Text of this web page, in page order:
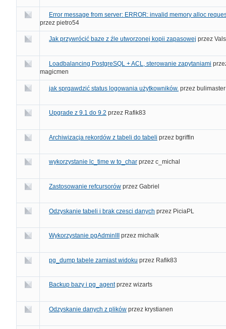
Error message from server: ERROR: invalid memory alloc
przez pietro54
Jak przywrócić baze z źle utworzonej kopii zapasowej przez
Loadbalancing PostgreSQL + ACL, sterowanie zapytaniami
magicmen
jak sprqawdzić status logowania użytkowników. przez bulimaster
Upgrade z 9.1 do 9.2 przez Rafik83
Archiwizacja rekordów z tabeli do tabeli przez bgriffin
wykorzystanie lc_time w to_char przez c_michal
Zastosowanie refcursorów przez Gabriel
Odzyskanie tabeli i brak czesci danych przez PiciaPL
Wykorzystanie pgAdminIII przez michalk
pg_dump tabele zamiast widoku przez Rafik83
Backup bazy i pg_agent przez wizarts
Odzyskanie danych z plików przez krystianen